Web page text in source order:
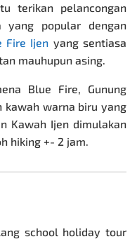
terikan pelancongan
yang popular dengan
Fire Ijen yang sentiasa
mauhupun asing.
Blue Fire, Gunung
kawah warna biru yang
Kawah Ijen dimulakan
hiking +- 2 jam.
school holiday tour